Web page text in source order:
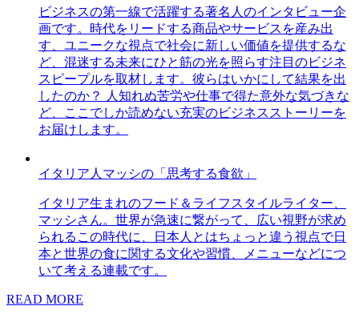
ビジネスの第一線で活躍する著名人のインタビュー企
画です。時代をリードする商品やサービスを産み出
す、ユニークな視点で社会に新しい価値を提供するな
ど、混迷する未来にひと筋の光を照らす注目のビジネ
スピープルを取材します。彼らはいかにして結果を出
したのか？ 人知れぬ苦労や仕事で得た意外な気づきな
ど、ここでしか読めない充実のビジネスストーリーを
お届けします。
イタリア人マッシの「思考する食欲」
イタリア生まれのフード＆ライフスタイルライター、
マッシさん。世界が急速に繋がって、広い視野が求め
られるこの時代に、日本人とはちょっと違う視点で日
本と世界の食に関する文化や習慣、メニューなどにつ
いて考える連載です。
READ MORE